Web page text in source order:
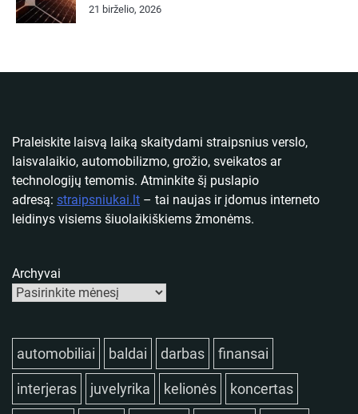
21 birželio, 2026
Praleiskite laisvą laiką skaitydami straipsnius verslo,
laisvalaikio, automobilizmo, grožio, sveikatos ar
technologijų temomis. Atminkite šį puslapio
adresą: straipsniukai.lt – tai naujas ir įdomus interneto
leidinys visiems šiuolaikiškiems žmonėms.
Archyvai
automobiliai baldai darbas finansai
interjeras juvelyrika kelionės koncertas